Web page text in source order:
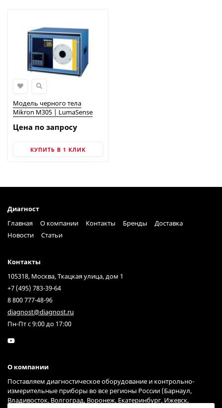
Модель черного тела
Mikron M305 | LumaSense
Цена по запросу
КУПИТЬ В 1 КЛИК
Диагност
Главная
О компании Контакты Бренды
Доставка
Новости
Статьи
Контакты
105318, Москва, Ткацкая улица, дом 1
+7 (495) 783-39-64
8 800 777-48-96
diagnost@diagnost.ru
Пн-Пт с 9:00 до 17:00
О компании
Поставляем диагностическое оборудование и контрольно-
измерительные приборы во все регионы России (Барнаул,
Владивосток, Волгоград, Воронеж, Екатеринбург, Ижевск,